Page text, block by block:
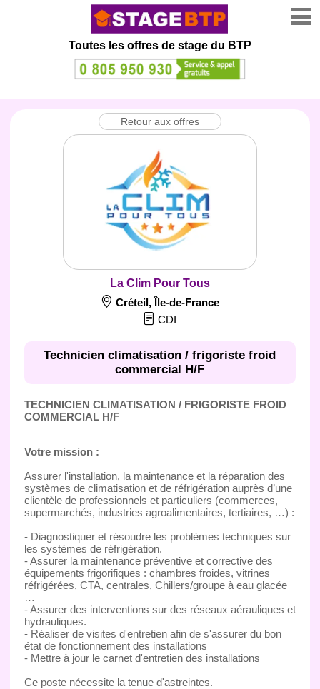
Toutes les offres de stage du BTP
Retour aux offres
La Clim Pour Tous
Créteil, Île-de-France
CDI
Technicien climatisation / frigoriste froid
commercial H/F
TECHNICIEN CLIMATISATION / FRIGORISTE FROID
COMMERCIAL H/F
Votre mission :
Assurer l'installation, la maintenance et la réparation des
systèmes de climatisation et de réfrigération auprès d’une
clientèle de professionnels et particuliers (commerces,
supermarchés, industries agroalimentaires, tertiaires, …) :
- Diagnostiquer et résoudre les problèmes techniques sur
les systèmes de réfrigération.
- Assurer la maintenance préventive et corrective des
équipements frigorifiques : chambres froides, vitrines
réfrigérées, CTA, centrales, Chillers/groupe à eau glacée
…
- Assurer des interventions sur des réseaux aérauliques et
hydrauliques.
- Réaliser de visites d'entretien afin de s'assurer du bon
état de fonctionnement des installations
- Mettre à jour le carnet d'entretien des installations
Ce poste nécessite la tenue d'astreintes.